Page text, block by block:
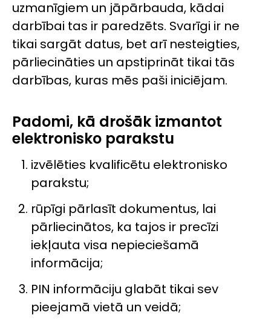
uzmanīgiem un jāpārbauda, kādai
darbībai tas ir paredzēts. Svarīgi ir ne
tikai sargāt datus, bet arī nesteigties,
pārliecināties un apstiprināt tikai tās
darbības, kuras mēs paši iniciējam.
Padomi, kā drošāk izmantot
elektronisko parakstu
izvēlēties kvalificētu elektronisko
parakstu;
rūpīgi pārlasīt dokumentus, lai
pārliecinātos, ka tajos ir precīzi
iekļauta visa nepieciešamā
informācija;
PIN informāciju glabāt tikai sev
pieejamā vietā un veidā;